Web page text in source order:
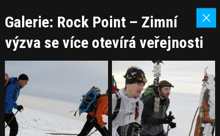
Galerie: Rock Point – Zimní
výzva se více otevírá veřejnosti